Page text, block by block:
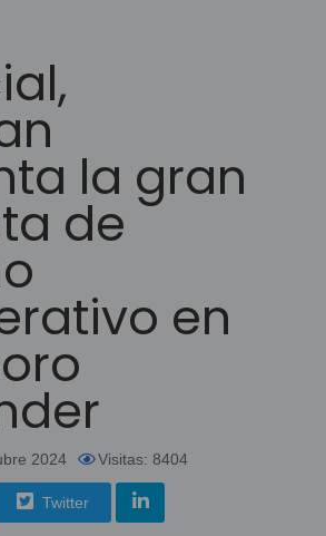
la gran
de
en
2024 Visitas: 8404
Twitter